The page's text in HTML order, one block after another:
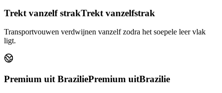
Trekt vanzelf strakTrekt vanzelfstrak
Transportvouwen verdwijnen vanzelf zodra het soepele leer vlak
ligt.
Premium uit BraziliePremium uitBrazilie